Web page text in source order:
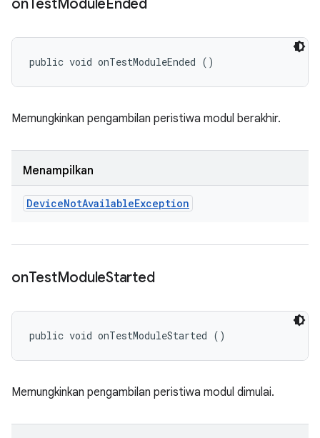
onTestModuleEnded
public void onTestModuleEnded ()
Memungkinkan pengambilan peristiwa modul berakhir.
Menampilkan
DeviceNotAvailableException
onTestModuleStarted
public void onTestModuleStarted ()
Memungkinkan pengambilan peristiwa modul dimulai.